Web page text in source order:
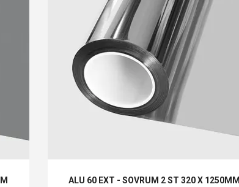
ALU 60 EXT - SOVRUM 2 ST 320 X 1250MM